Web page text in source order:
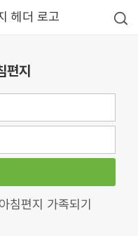
편지
아침편지 가족되기